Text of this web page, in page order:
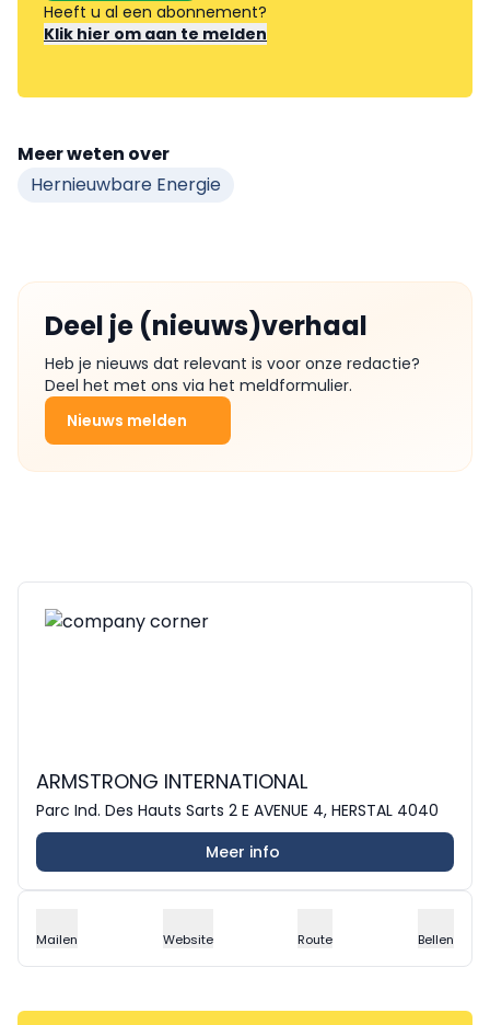
Heeft u al een abonnement?
Klik hier om aan te melden
Meer weten over
Hernieuwbare Energie
Deel je (nieuws)verhaal
Heb je nieuws dat relevant is voor onze redactie?
Deel het met ons via het meldformulier.
Nieuws melden
ARMSTRONG INTERNATIONAL
Parc Ind. Des Hauts Sarts 2 E AVENUE 4, HERSTAL 4040
Meer info
Mailen Website Route Bellen